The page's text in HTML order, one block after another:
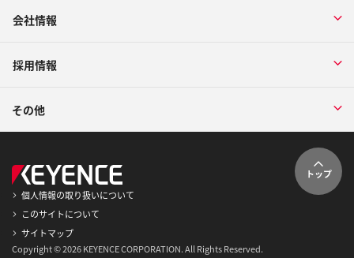
会社情報
採用情報
その他
トップ
個人情報の取り扱いについて
このサイトについて
サイトマップ
Copyright © 2026 KEYENCE CORPORATION. All Rights Reserved.